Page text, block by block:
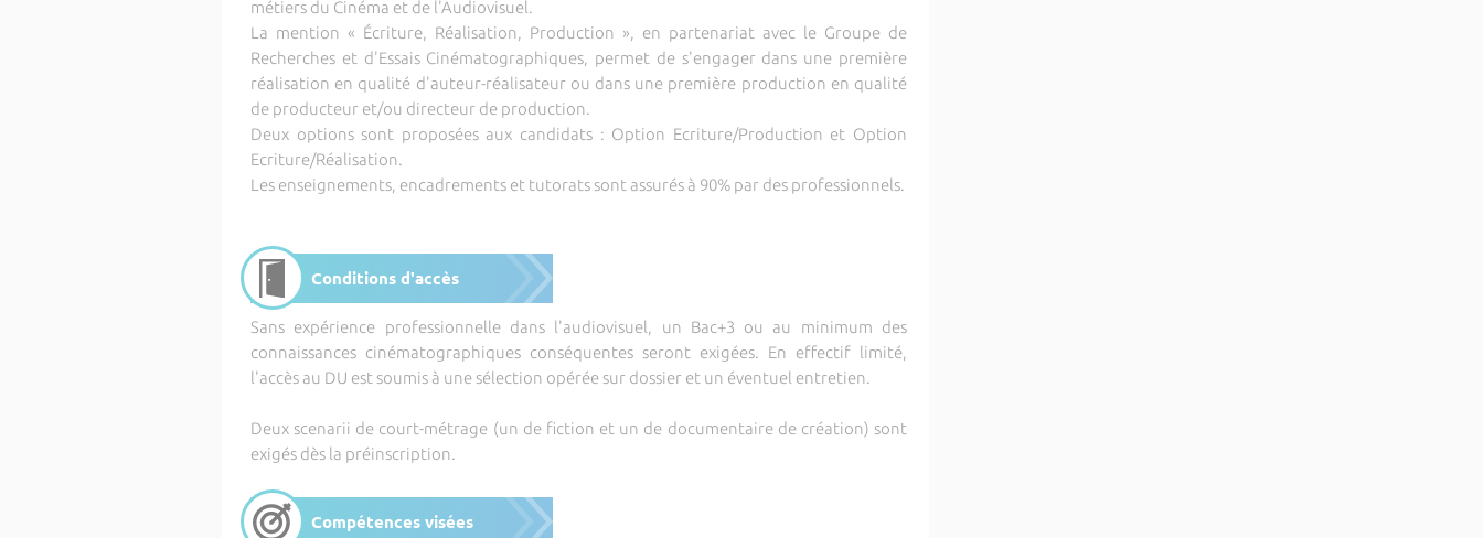
métiers du Cinéma et de l'Audiovisuel.
La mention « Écriture, Réalisation, Production », en partenariat avec le Groupe de
Recherches et d'Essais Cinématographiques, permet de s'engager dans une première
réalisation en qualité d'auteur-réalisateur ou dans une première production en qualité
de producteur et/ou directeur de production.
Deux options sont proposées aux candidats : Option Ecriture/Production et Option
Ecriture/Réalisation.
Les enseignements, encadrements et tutorats sont assurés à 90% par des professionnels.
Conditions d'accès
Sans expérience professionnelle dans l'audiovisuel, un Bac+3 ou au minimum des
connaissances cinématographiques conséquentes seront exigées. En effectif limité,
l'accès au DU est soumis à une sélection opérée sur dossier et un éventuel entretien.
Deux scenarii de court-métrage (un de fiction et un de documentaire de création) sont
exigés dès la préinscription.
Compétences visées